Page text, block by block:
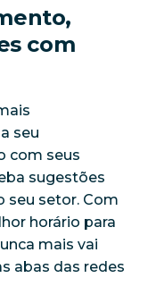
com
seu
com seus
sugestões
seu setor. Com
horário para
mais vai
abas das redes